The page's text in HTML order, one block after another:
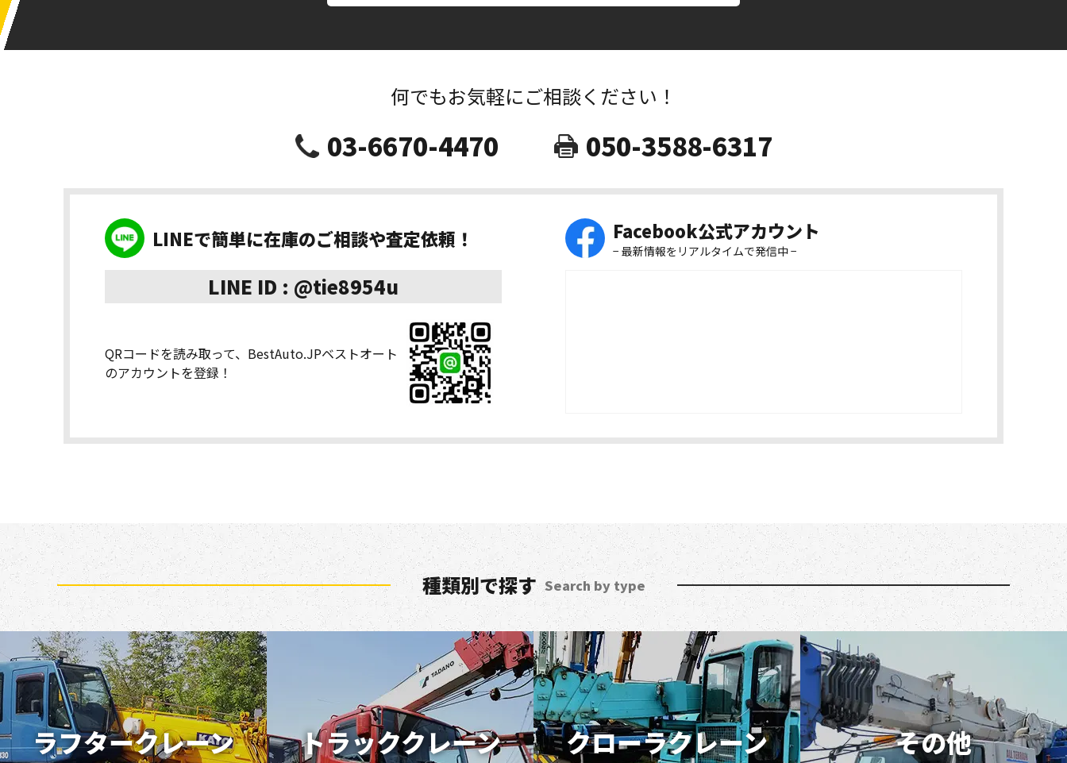
何でもお気軽にご相談ください！
03-6670-4470 050-3588-6317
LINEで簡単に在庫のご相談や査定依頼！
LINE ID : @tie8954u
QRコードを読み取って、BestAuto.JPベストオート
のアカウントを登録！
Facebook公式アカウント
− 最新情報をリアルタイムで発信中 −
種類別で探す Search by type
ラフタークレーン トラッククレーン クローラクレーン その他